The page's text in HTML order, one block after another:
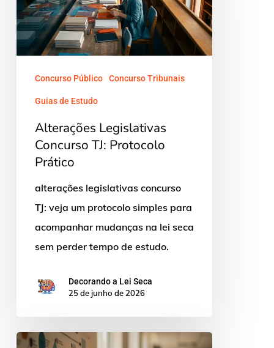
TJ:
Protocolo
Prático
Concurso Público Concurso Tribunais
Guias de Estudo
Alterações Legislativas
Concurso TJ: Protocolo
Prático
alterações legislativas concurso
TJ: veja um protocolo simples para
acompanhar mudanças na lei seca
sem perder tempo de estudo.
Decorando a Lei Seca
25 de junho de 2026
Plataforma